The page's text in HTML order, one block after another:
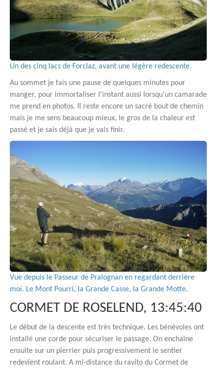
Un des cinq lacs de Forclaz, avant une légère redescente.
Au sommet je fais une pause de quelques minutes pour
manger, pour immortaliser l'instant aussi lorsqu'un camarade
me prend en photos. Il reste encore un sacré bout de chemin
mais je me sens beaucoup mieux, le gros de la chaleur est
passé et je sais déjà que je vais finir.
Vue depuis le Passeur de Pralognan en regardant derrière
moi. Le Mont Pourri, la Grande Casse, la Grande Motte.
CORMET DE ROSELEND, 13:45:40
Le début de la descente est très technique. Les bénévoles ont
installé une corde pour sécuriser le passage. On enchaine
ensuite sur un pierrier puis progressivement le sentier
redevient roulant. A mi-distance du ravito du Cormet de